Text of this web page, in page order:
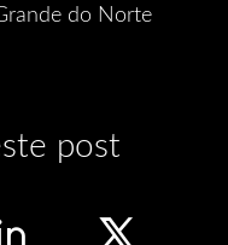
do Norte
post